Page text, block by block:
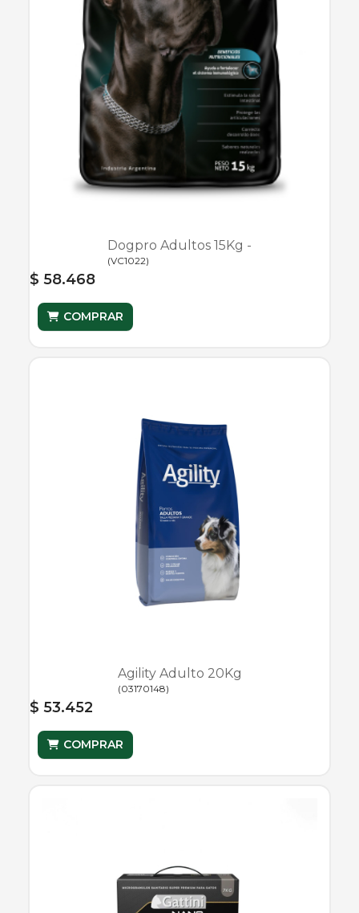
Dogpro Adultos 15Kg -
(VC1022)
$ 58.468
COMPRAR
Agility Adulto 20Kg
(03170148)
$ 53.452
COMPRAR